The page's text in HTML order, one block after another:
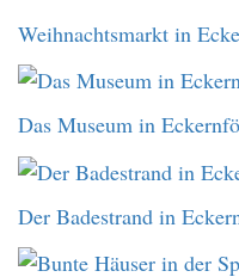
Weihnachtsmarkt in
Das Museum in
Der Badestrand in